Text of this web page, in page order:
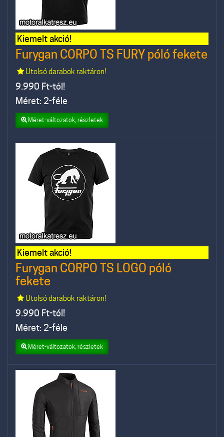
Kiemelt akció!
Furygan CORPO TS FURY póló fekete
Utolsó darabok raktáron!
9.990 Ft-tól!
Méret: 2-féle
Méret-változatok, részletek
Kiemelt akció!
Furygan CORPO TS LOGO póló
fekete
Utolsó darabok raktáron!
9.990 Ft-tól!
Méret: 2-féle
Méret-változatok, részletek